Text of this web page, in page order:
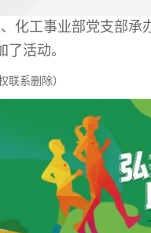
工事业部党支部承
活动。
联系删除）